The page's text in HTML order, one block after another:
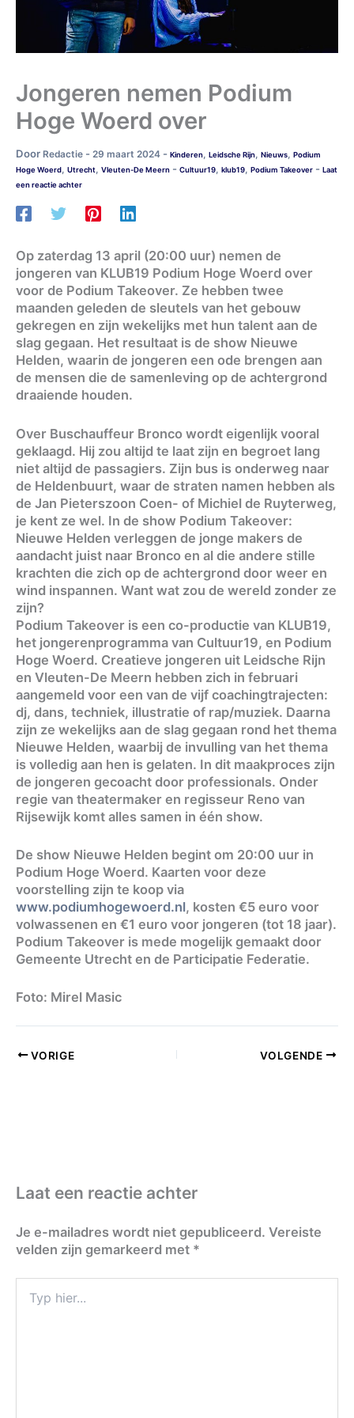
Jongeren nemen Podium
Hoge Woerd over
Door Redactie - 29 maart 2024 - Kinderen, Leidsche Rijn, Nieuws, Podium
Hoge Woerd, Utrecht, Vleuten-De Meern - Cultuur19, klub19, Podium Takeover - Laat
een reactie achter
Op zaterdag 13 april (20:00 uur) nemen de
jongeren van KLUB19 Podium Hoge Woerd over
voor de Podium Takeover. Ze hebben twee
maanden geleden de sleutels van het gebouw
gekregen en zijn wekelijks met hun talent aan de
slag gegaan. Het resultaat is de show Nieuwe
Helden, waarin de jongeren een ode brengen aan
de mensen die de samenleving op de achtergrond
draaiende houden.
Over Buschauffeur Bronco wordt eigenlijk vooral
geklaagd. Hij zou altijd te laat zijn en begroet lang
niet altijd de passagiers. Zijn bus is onderweg naar
de Heldenbuurt, waar de straten namen hebben als
de Jan Pieterszoon Coen- of Michiel de Ruyterweg,
je kent ze wel. In de show Podium Takeover:
Nieuwe Helden verleggen de jonge makers de
aandacht juist naar Bronco en al die andere stille
krachten die zich op de achtergrond door weer en
wind inspannen. Want wat zou de wereld zonder ze
zijn?
Podium Takeover is een co-productie van KLUB19,
het jongerenprogramma van Cultuur19, en Podium
Hoge Woerd. Creatieve jongeren uit Leidsche Rijn
en Vleuten-De Meern hebben zich in februari
aangemeld voor een van de vijf coachingtrajecten:
dj, dans, techniek, illustratie of rap/muziek. Daarna
zijn ze wekelijks aan de slag gegaan rond het thema
Nieuwe Helden, waarbij de invulling van het thema
is volledig aan hen is gelaten. In dit maakproces zijn
de jongeren gecoacht door professionals. Onder
regie van theatermaker en regisseur Reno van
Rijsewijk komt alles samen in één show.
De show Nieuwe Helden begint om 20:00 uur in
Podium Hoge Woerd. Kaarten voor deze
voorstelling zijn te koop via
www.podiumhogewoerd.nl, kosten €5 euro voor
volwassenen en €1 euro voor jongeren (tot 18 jaar).
Podium Takeover is mede mogelijk gemaakt door
Gemeente Utrecht en de Participatie Federatie.
Foto: Mirel Masic
VORIGE VOLGENDE
Laat een reactie achter
Je e-mailadres wordt niet gepubliceerd. Vereiste
velden zijn gemarkeerd met *
hier...